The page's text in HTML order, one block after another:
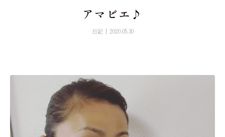
アマビエ♪
日記 2020.05.30